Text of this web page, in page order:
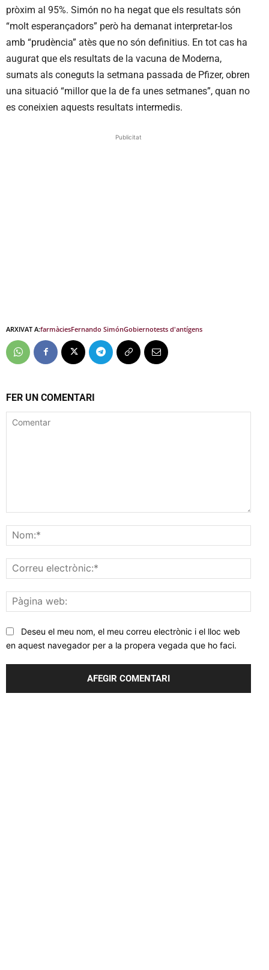
pròxim al 95%. Simón no ha negat que els resultats són
“molt esperançadors” però ha demanat interpretar-los
amb “prudència” atès que no són definitius. En tot cas ha
augurat que els resultats de la vacuna de Moderna,
sumats als coneguts la setmana passada de Pfizer, obren
una situació “millor que la de fa unes setmanes”, quan no
es coneixien aquests resultats intermedis.
Publicitat
ARXIVAT A:farmàciesFernando SimónGobiernotests d'antígens
FER UN COMENTARI
web:
Deseu el meu nom, el meu correu electrònic i el lloc web
en aquest navegador per a la propera vegada que ho faci.